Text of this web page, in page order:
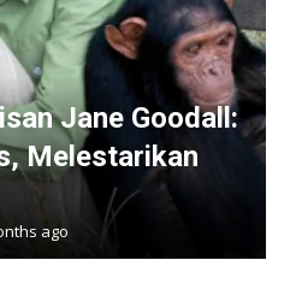
Jane Goodall:
Melestarikan
ago